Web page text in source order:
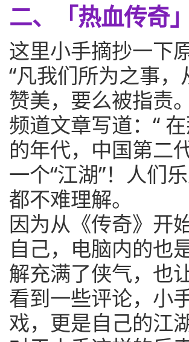
二、「热血传奇
这里小手摘抄一下
“凡我们所为之事
赞美，要么被指
频道文章写道：“
的年代，中国第二
一个“江湖”！人们
都不难理解。
因为从《传奇》开
自己，电脑内的也
解充满了侠气，也
看到一些评论，小
戏，更是自己的江湖